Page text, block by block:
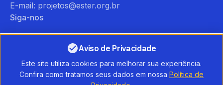
E-mail: projetos@ester.org.br
Siga-nos
Aviso de Privacidade
Este site utiliza cookies para melhorar sua experiência.
Confira como tratamos seus dados em nossa Política de